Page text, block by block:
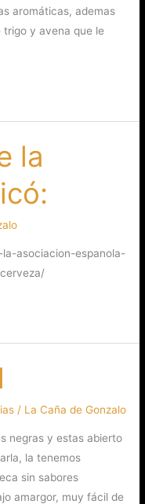
aromáticas, ademas
trigo y avena que le
la
asociacion-espanola-
/ La Caña de Gonzalo
negras y estas abierto
la tenemos
sin sabores
amargor, muy fácil de